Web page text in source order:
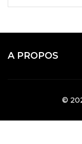
A PROPOS
©